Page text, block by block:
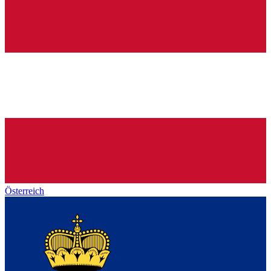
Österreich